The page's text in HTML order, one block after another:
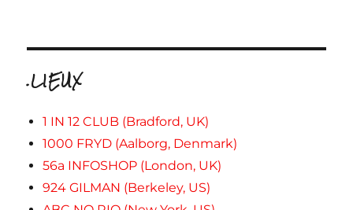
.LIEUX
1 IN 12 CLUB (Bradford, UK)
1000 FRYD (Aalborg, Denmark)
56a INFOSHOP (London, UK)
924 GILMAN (Berkeley, US)